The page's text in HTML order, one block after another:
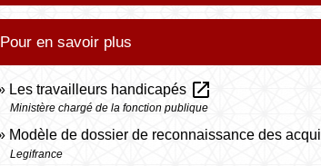
Pour en savoir plus
Les travailleurs handicapés open_in_new
Ministère chargé de la fonction publique
Modèle de dossier de reconnaissance des
Legifrance